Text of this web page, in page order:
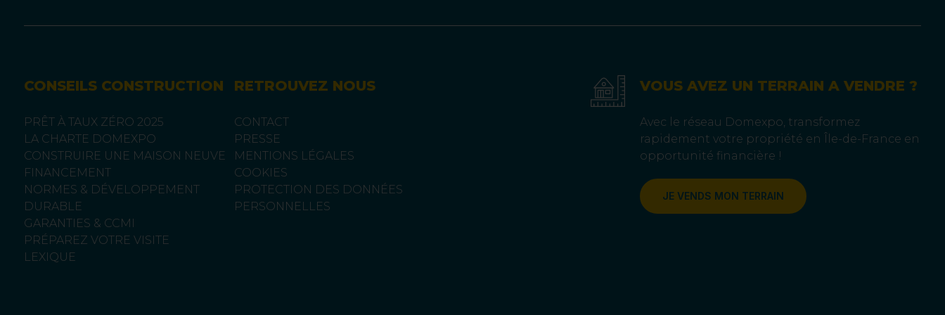
CONSEILS CONSTRUCTION
PRÊT À TAUX ZÉRO 2025
LA CHARTE DOMEXPO
CONSTRUIRE UNE MAISON NEUVE
FINANCEMENT
NORMES & DÉVELOPPEMENT
DURABLE
GARANTIES & CCMI
PRÉPAREZ VOTRE VISITE
LEXIQUE
RETROUVEZ NOUS
CONTACT
PRESSE
MENTIONS LÉGALES
COOKIES
PROTECTION DES DONNÉES
PERSONNELLES
VOUS AVEZ UN TERRAIN A VENDRE ?
Avec le réseau Domexpo, transformez
rapidement votre propriété en Île-de-France en
opportunité financière !
JE VENDS MON TERRAIN